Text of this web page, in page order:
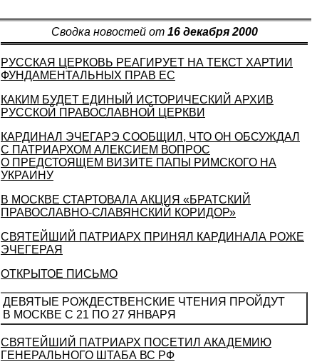
Сводка новостей от 16 декабря 2000
РУССКАЯ ЦЕРКОВЬ РЕАГИРУЕТ НА ТЕКСТ ХАРТИИ
ФУНДАМЕНТАЛЬНЫХ ПРАВ ЕС
КАКИМ БУДЕТ ЕДИНЫЙ ИСТОРИЧЕСКИЙ АРХИВ
РУССКОЙ ПРАВОСЛАВНОЙ ЦЕРКВИ
КАРДИНАЛ ЭЧЕГАРЭ СООБЩИЛ, ЧТО ОН ОБСУЖДАЛ
С ПАТРИАРХОМ АЛЕКСИЕМ ВОПРОС
О ПРЕДСТОЯЩЕМ ВИЗИТЕ ПАПЫ РИМСКОГО НА
УКРАИНУ
В МОСКВЕ СТАРТОВАЛА АКЦИЯ «БРАТСКИЙ
ПРАВОСЛАВНО-СЛАВЯНСКИЙ КОРИДОР»
СВЯТЕЙШИЙ ПАТРИАРХ ПРИНЯЛ КАРДИНАЛА РОЖЕ
ЭЧЕГЕРАЯ
ОТКРЫТОЕ ПИСЬМО
ДЕВЯТЫЕ РОЖДЕСТВЕНСКИЕ ЧТЕНИЯ ПРОЙДУТ
В МОСКВЕ С 21 ПО 27 ЯНВАРЯ
СВЯТЕЙШИЙ ПАТРИАРХ ПОСЕТИЛ АКАДЕМИЮ
ГЕНЕРАЛЬНОГО ШТАБА ВС РФ